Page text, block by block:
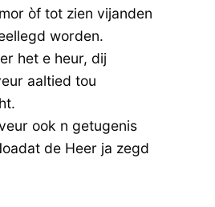
òf tot zien vijanden
worden.
het e heur, dij
aaltied tou
ook n getugenis
de Heer ja zegd